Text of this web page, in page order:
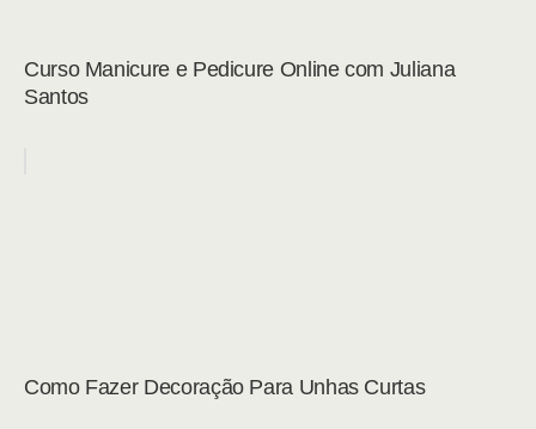
Curso Manicure e Pedicure Online com Juliana
Santos
Como Fazer Decoração Para Unhas Curtas